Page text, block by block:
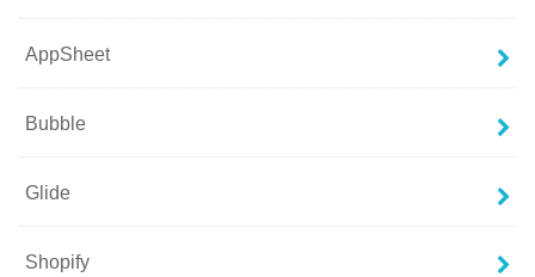
AppSheet
Bubble
Glide
Shopify